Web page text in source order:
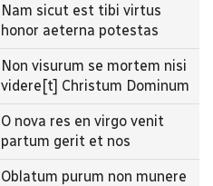
Nam sicut est tibi virtus
honor aeterna potestas
Non visurum se mortem nisi
videre[t] Christum Dominum
O nova res en virgo venit
partum gerit et nos
Oblatum purum non munere